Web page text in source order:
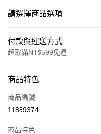
請選擇商品選項
付款與運送方式
超取滿NT$599免運
信用卡一次付款
超商取貨付款
商品特色
商品編號
11869374
商品特色